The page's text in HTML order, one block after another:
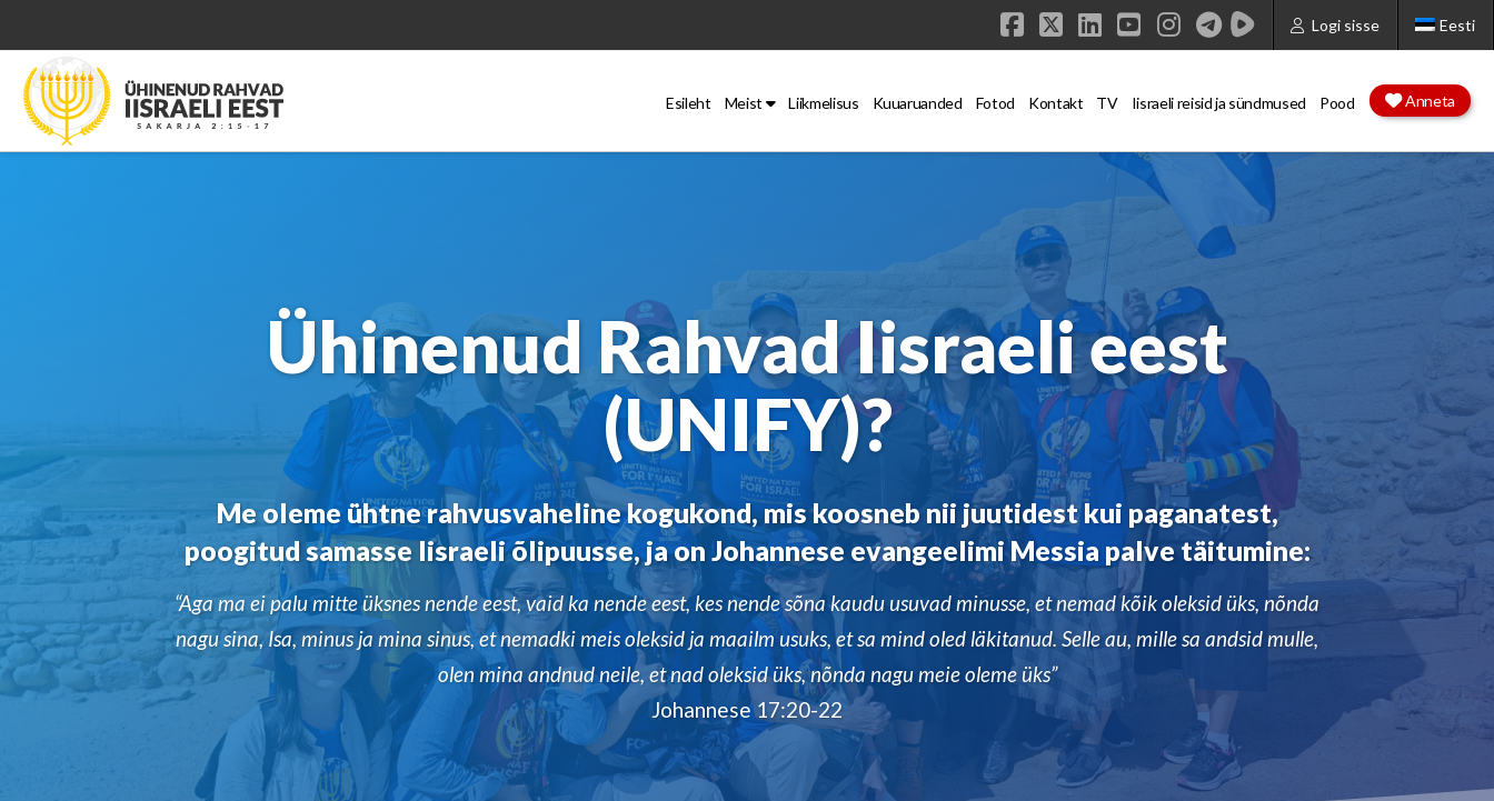
Logi sisse Eesti
Facebook
X LinkedIn
YouTube
Instagram
Esileht Meist Liikmelisus Kuuaruanded Fotod Kontakt TV Iisraeli reisid ja sündmused Pood Anneta
Ühinenud Rahvad Iisraeli eest
(UNIFY)?
Me oleme ühtne rahvusvaheline kogukond, mis koosneb nii juutidest kui paganatest,
poogitud samasse Iisraeli õlipuusse, ja on Johannese evangeelimi Messia palve täitumine:
“Aga ma ei palu mitte üksnes nende eest, vaid ka nende eest, kes nende sõna kaudu usuvad minusse, et nemad kõik oleksid üks, nõnda
nagu sina, Isa, minus ja mina sinus, et nemadki meis oleksid ja maailm usuks, et sa mind oled läkitanud. Selle au, mille sa andsid mulle,
olen mina andnud neile, et nad oleksid üks, nõnda nagu meie oleme üks”
Johannese 17:20-22